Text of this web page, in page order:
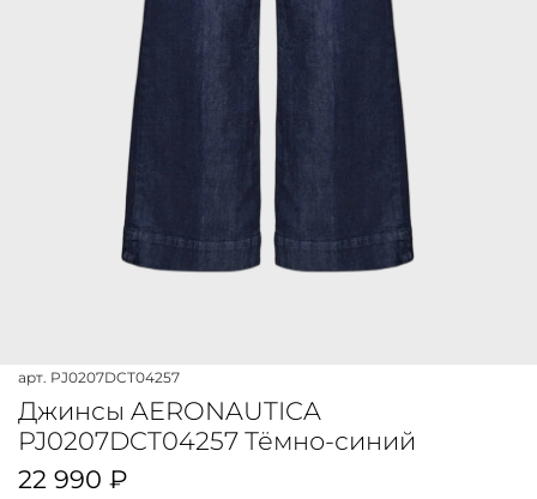
арт. PJ0207DCT04257
Джинсы AERONAUTICA
PJ0207DCT04257 Тёмно-синий
22 990 ₽